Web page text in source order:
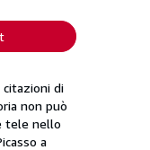
di
non può
tele nello
a